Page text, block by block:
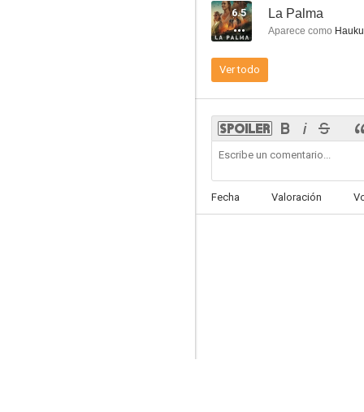
6.5
6.5 La Palma
Aparece como
Ver todo
Fecha Valoración